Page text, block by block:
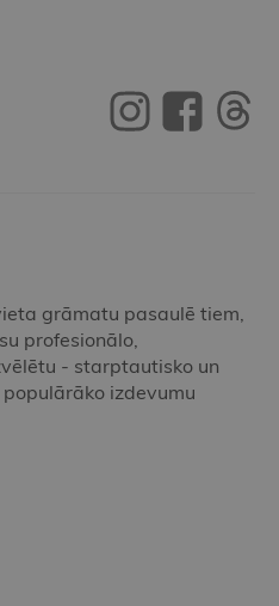
grāmatu pasaulē tiem,
profesionālo,
- starptautisko un
izdevumu